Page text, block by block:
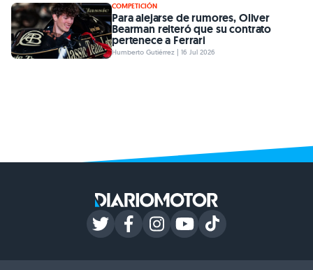
COMPETICIÓN
Para alejarse de rumores, Oliver
Bearman reiteró que su contrato
pertenece a Ferrari
Humberto Gutiérrez | 16 Jul 2026